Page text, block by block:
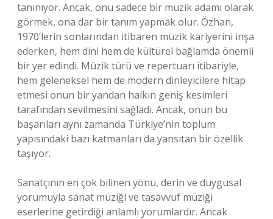
tanınıyor. Ancak, onu sadece bir müzik adamı olarak
görmek, ona dar bir tanım yapmak olur. Özhan,
1970’lerin sonlarından itibaren müzik kariyerini inşa
ederken, hem dini hem de kültürel bağlamda önemli
bir yer edindi. Müzik türü ve repertuarı itibariyle,
hem geleneksel hem de modern dinleyicilere hitap
etmesi onun bir yandan halkın geniş kesimleri
tarafından sevilmesini sağladı. Ancak, onun bu
başarıları aynı zamanda Türkiye’nin toplum
yapısındaki bazı katmanları da yansıtan bir özellik
taşıyor.
Sanatçının en çok bilinen yönü, derin ve duygusal
yorumuyla sanat müziği ve tasavvuf müziği
eserlerine getirdiği anlamlı yorumlardır. Ancak